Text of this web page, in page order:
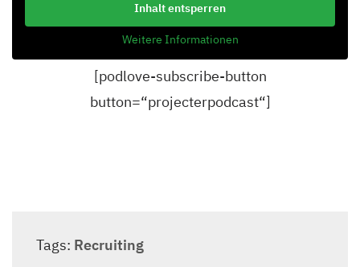
Inhalt entsperren
Weitere Informationen
[podlove-subscribe-button
button=“projecterpodcast“]
Tags: Recruiting